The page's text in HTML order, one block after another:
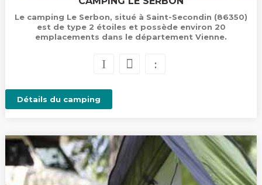
Le camping Le Serbon, situé à Saint-Secondin (86350)
est de type 2 étoiles et possède environ 20
emplacements dans le département Vienne.
Détails du camping